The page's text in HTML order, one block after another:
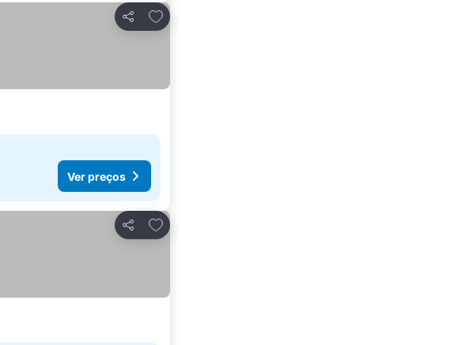
Partilhar
Adicionar aos favoritos
Ver preços
Partilhar
Adicionar aos favoritos